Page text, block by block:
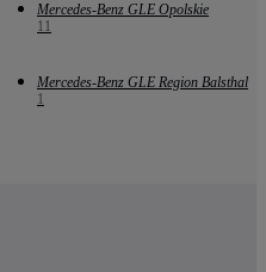
Mercedes-Benz GLE Opolskie
11
Mercedes-Benz GLE Region Balsthal
1